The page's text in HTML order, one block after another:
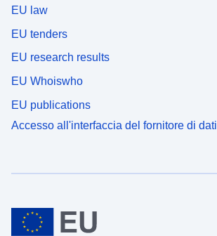
EU law
EU tenders
EU research results
EU Whoiswho
EU publications
Accesso all'interfaccia del fornitore di dati